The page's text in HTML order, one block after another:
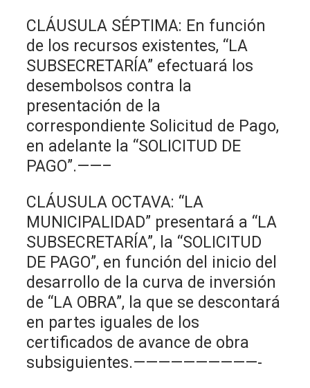
CLÁUSULA SÉPTIMA: En función
de los recursos existentes, “LA
SUBSECRETARÍA” efectuará los
desembolsos contra la
presentación de la
correspondiente Solicitud de Pago,
en adelante la “SOLICITUD DE
PAGO”.——–
CLÁUSULA OCTAVA: “LA
MUNICIPALIDAD” presentará a “LA
SUBSECRETARÍA”, la “SOLICITUD
DE PAGO”, en función del inicio del
desarrollo de la curva de inversión
de “LA OBRA”, la que se descontará
en partes iguales de los
certificados de avance de obra
subsiguientes.——————————-